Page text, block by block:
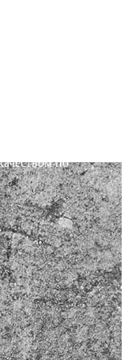
по